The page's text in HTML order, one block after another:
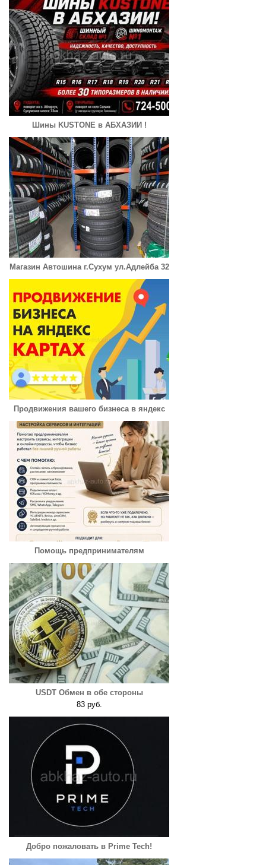
Шины KUSTONE в АБХАЗИИ !
Магазин Автошина г.Сухум ул.Адлейба 32
Продвижения вашего бизнеса в яндекс
Помощь предпринимателям
USDT Обмен в обе стороны
83 руб.
Добро пожаловать в Prime Tech!